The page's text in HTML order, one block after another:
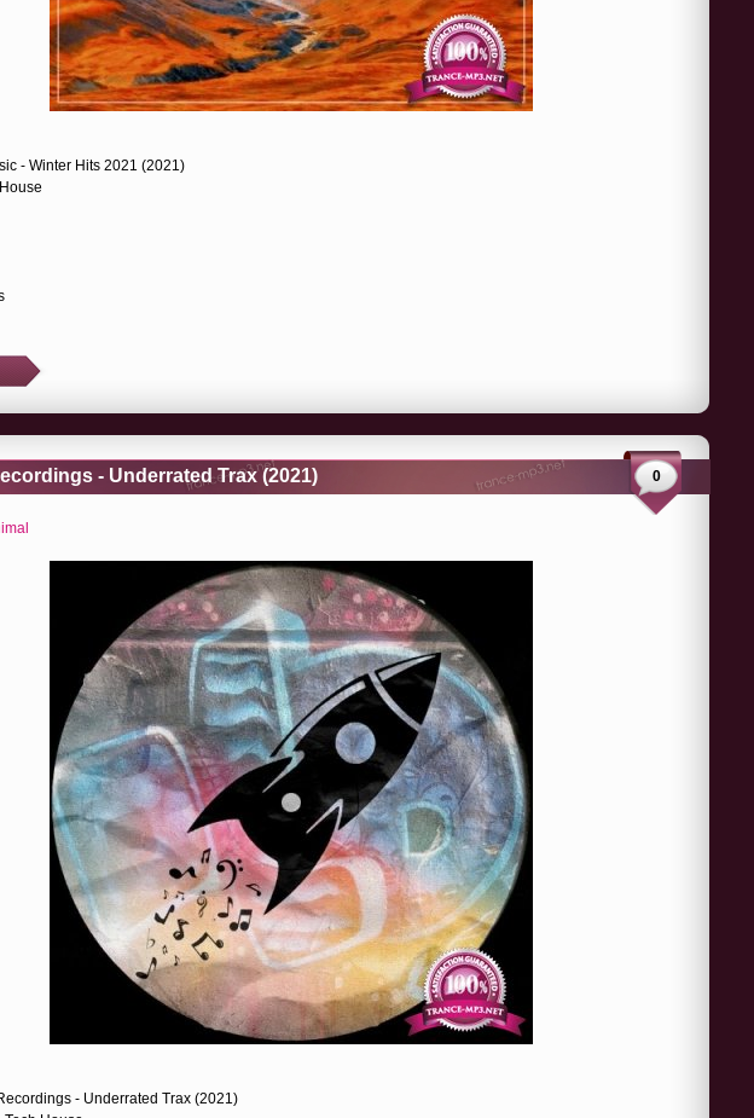
- Winter Hits 2021 (2021)
- Underrated Trax (2021) 0
- Underrated Trax (2021)